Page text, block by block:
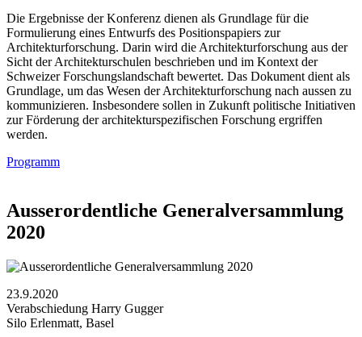
Die Ergebnisse der Konferenz dienen als Grundlage für die
Formulierung eines Entwurfs des Positionspapiers zur
Architekturforschung. Darin wird die Architekturforschung aus der
Sicht der Architekturschulen beschrieben und im Kontext der
Schweizer Forschungslandschaft bewertet. Das Dokument dient als
Grundlage, um das Wesen der Architekturforschung nach aussen zu
kommunizieren. Insbesondere sollen in Zukunft politische Initiativen
zur Förderung der architekturspezifischen Forschung ergriffen
werden.
Programm
Ausserordentliche Generalversammlung
2020
23.9.2020
Verabschiedung Harry Gugger
Silo Erlenmatt, Basel